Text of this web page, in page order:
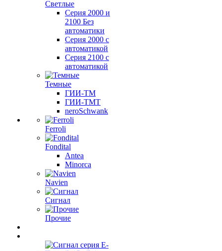
Светлые
Серия 2000 и
2100 Без
автоматики
Серия 2000 с
автоматикой
Серия 2100 с
автоматикой
Темные
ГИИ-ТМ
ГИИ-ТМТ
neroSchwank
Ferroli
Fondital
Antea
Minorca
Navien
Сигнал
Прочие